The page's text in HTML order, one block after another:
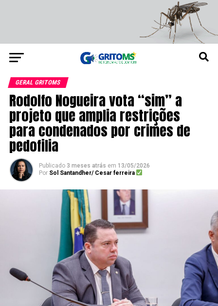
GERAL GRITOMS
Rodolfo Nogueira vota “sim” a
projeto que amplia restrições
para condenados por crimes de
pedofilia
Publicado 3 meses atrás em 13/05/2026
Por Sol Santandher/ Cesar ferreira